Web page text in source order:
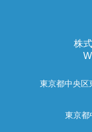
株
東京都中央
東京